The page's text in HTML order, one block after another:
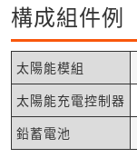
構成組件例
太陽能模組
太陽能充電控制器
鉛蓄電池